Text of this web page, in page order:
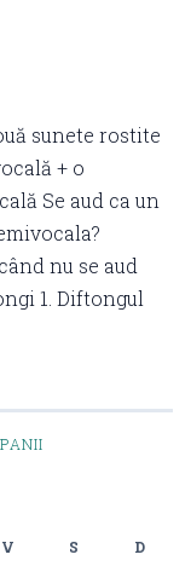
sunete rostite
+ o
Se aud ca un
nu se aud
1. Diftongul
V S D